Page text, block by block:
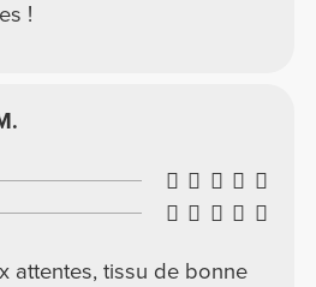
!
attentes, tissu de bonne